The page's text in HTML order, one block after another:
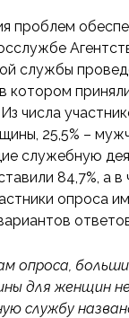
проблем
службы
котором
числа
25,5% –
служебную
84,7%, а
опроса
опроса,
для женщин
службу